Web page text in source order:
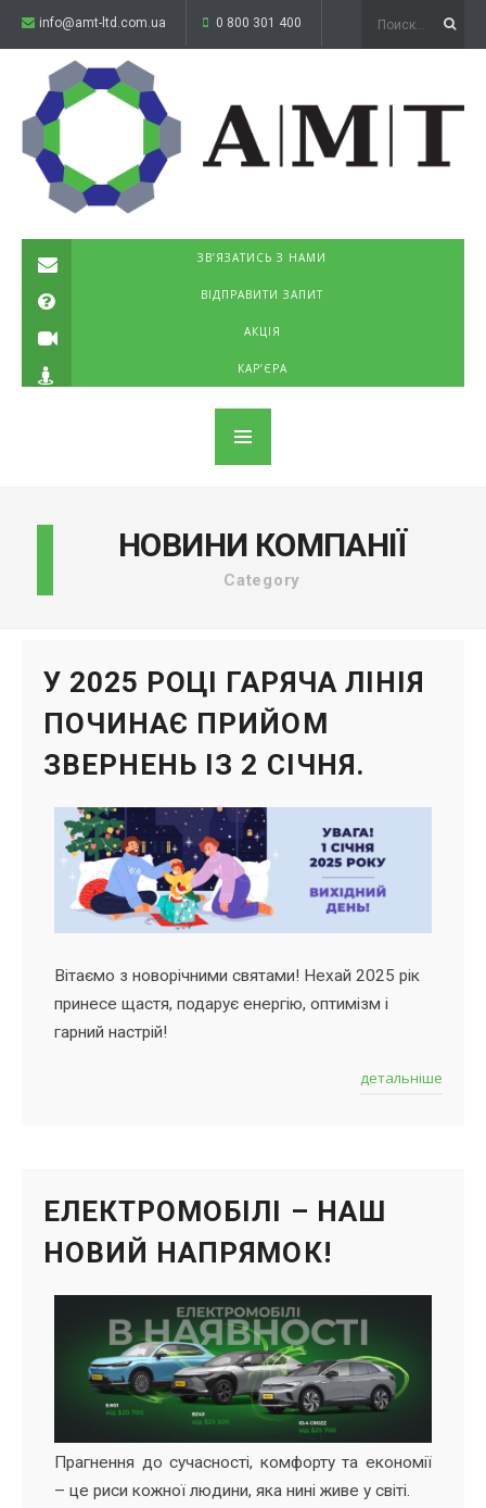
info@amt-ltd.com.ua 0 800 301 400
ЗВ’ЯЗАТИСЬ З НАМИ
ВІДПРАВИТИ ЗАПИТ
АКЦІЯ
КАР’ЄРА
НОВИНИ КОМПАНІЇ
Category
У 2025 РОЦІ ГАРЯЧА ЛІНІЯ
ПОЧИНАЄ ПРИЙОМ
ЗВЕРНЕНЬ ІЗ 2 СІЧНЯ.
Вітаємо з новорічними святами! Нехай 2025 рік
принесе щастя, подарує енергію, оптимізм і
гарний настрій!
детальніше
ЕЛЕКТРОМОБІЛІ – НАШ
НОВИЙ НАПРЯМОК!
Прагнення до сучасності, комфорту та економії
– це риси кожної людини, яка нині живе у світі.